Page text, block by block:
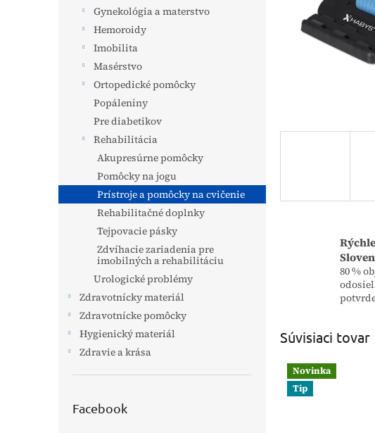
Gynekológia a materstvo
Hemoroidy
Imobilita
Masérstvo
Ortopedické pomôcky
Popáleniny
Pre diabetikov
Rehabilitácia
Akupresúrne pomôcky
Pomôcky na jogu
Prístroje a pomôcky na cvičenie
Rehabilitačné doplnky
Tejpovacie pásky
Zdvíhacie zariadenia pre
imobilných a rehabilitáciu
Urologické problémy
Zdravotnícky materiál
Zdravotnícke pomôcky
Hygienický materiál
Zdravie a krása
Facebook
80 %
Súvisiaci tovar
Novinka
Tip